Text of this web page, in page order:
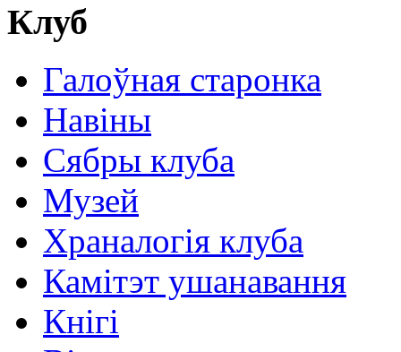
Клуб
Галоўная старонка
Навіны
Сябры клуба
Музей
Храналогія клуба
Камітэт ушанавання
Кнігі